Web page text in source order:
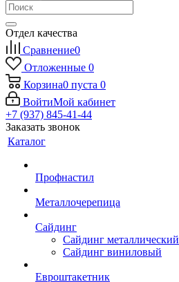
Отдел качества
Сравнение0
Отложенные 0
Корзина0 пуста 0
ВойтиМой кабинет
+7 (937) 845-41-44
Заказать звонок
Каталог
Профнастил
Металлочерепица
Сайдинг
Сайдинг металлический
Сайдинг виниловый
Евроштакетник